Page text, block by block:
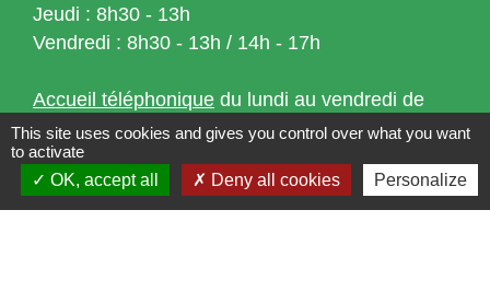
Jeudi : 8h30 - 13h
Vendredi : 8h30 - 13h / 14h - 17h
Accueil téléphonique du lundi au vendredi de
8h30 à 13h et de 14h à 17h
This site uses cookies and gives you control over what you want
to activate
OK, accept all
Deny all cookies Personalize